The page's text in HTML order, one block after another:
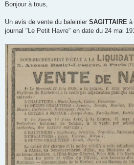
Bonjour à tous,
Un avis de vente du baleinier SAGITTAIRE à
journal "Le Petit Havre" en date du 24 mai